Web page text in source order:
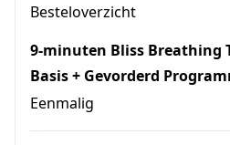
Besteloverzicht
9-minuten Bliss Breathing
Basis + Gevorderd
Eenmalig